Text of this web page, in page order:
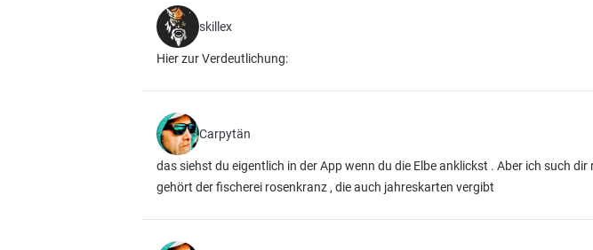
skillex
Hier zur Verdeutlichung:
Carpytän
das siehst du eigentlich in der App wenn du die Elbe anklickst . Aber ich such
gehört der fischerei rosenkranz , die auch jahreskarten vergibt